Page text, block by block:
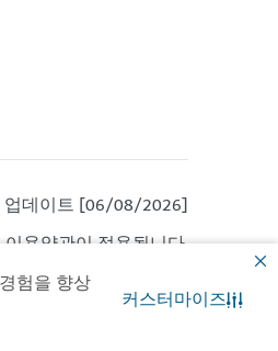
험을 향상
커스터마이즈
업데이트 [06/08/2026]
이용약관이 적용됩니다.